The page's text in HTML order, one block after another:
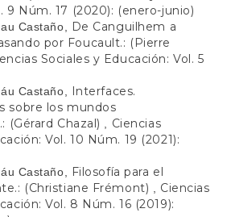
9 Núm. 17 (2020): (enero-junio)
Castaño, De Canguilhem a
por Foucault.: (Pierre
Sociales y Educación: Vol. 5
Castaño,
Interfaces.
sobre los mundos
(Gérard Chazal) , Ciencias
Vol. 10 Núm. 19 (2021):
Castaño, Filosofía para el
(Christiane Frémont) , Ciencias
Vol. 8 Núm. 16 (2019):